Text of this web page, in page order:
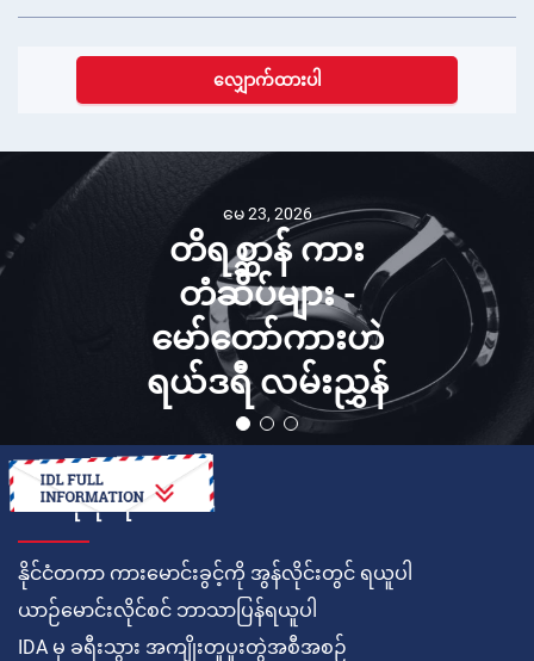
လျှောက်ထားပါ
မေ 23, 2026
တိရစ္ဆာန် ကား
တံဆိပ်များ -
မော်တော်ကားဟဲ
ရယ်ဒရီ လမ်းညွှန်
ဘယ်လိုလုပ်ရမလဲ
နိုင်ငံတကာ ကားမောင်းခွင့်ကို အွန်လိုင်းတွင် ရယူပါ
ယာဉ်မောင်းလိုင်စင် ဘာသာပြန်ရယူပါ
IDA မှ ခရီးသွား အကျိုးတူပူးတွဲအစီအစဉ်